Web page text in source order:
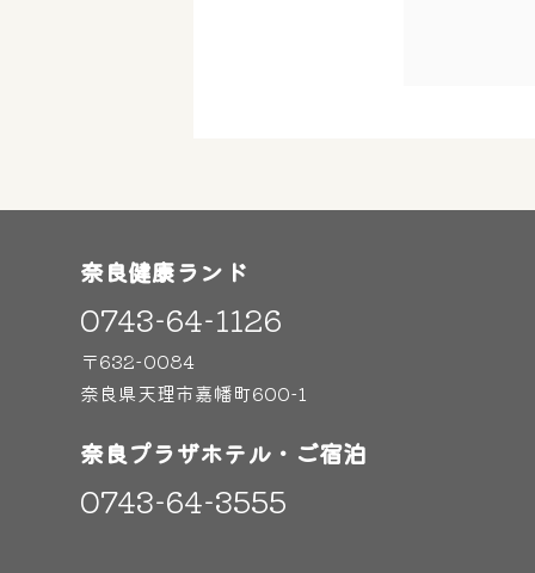
奈良健康ランド
0743-64-1126
〒632-0084
奈良県天理市嘉幡町600-1
奈良プラザホテル・ご宿泊
0743-64-3555